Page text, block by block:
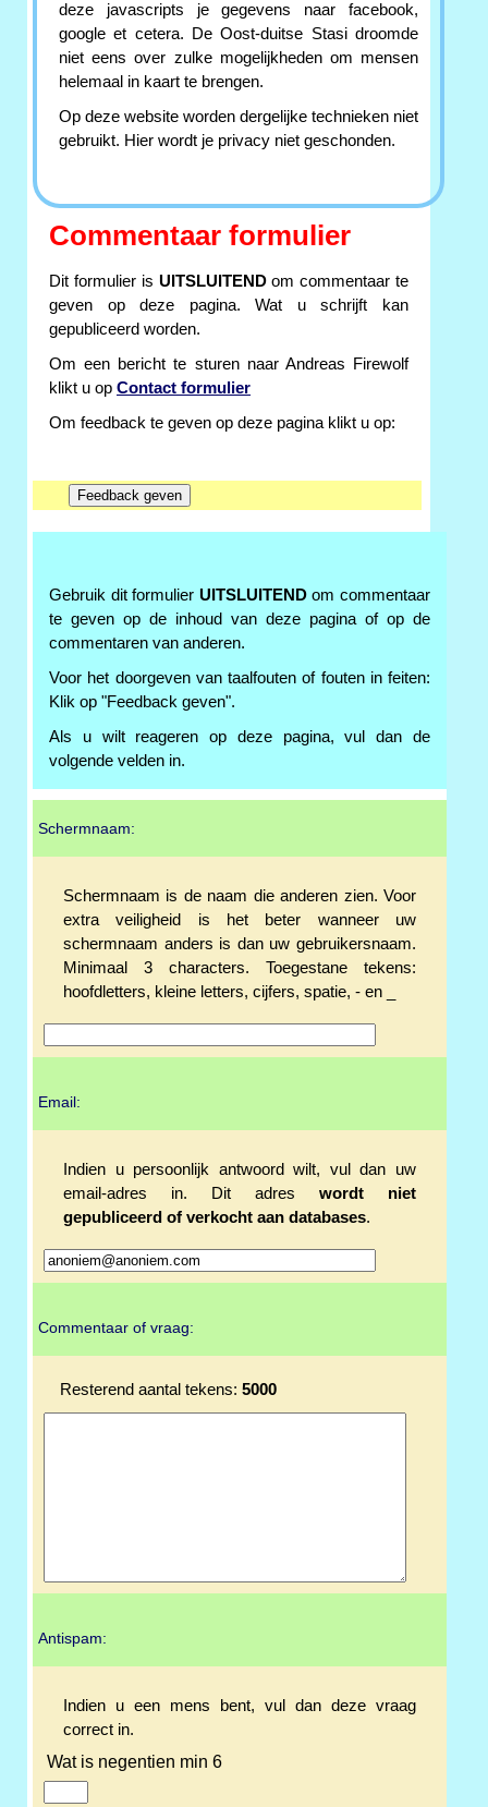
deze javascripts je gegevens naar facebook,
google et cetera. De Oost-duitse Stasi droomde
niet eens over zulke mogelijkheden om mensen
helemaal in kaart te brengen.
Op deze website worden dergelijke technieken niet
gebruikt. Hier wordt je privacy niet geschonden.
Commentaar formulier
Dit formulier is UITSLUITENDom commentaar te
geven op deze pagina. Wat u schrijft kan
gepubliceerd worden.
Om een bericht te sturen naar Andreas Firewolf
klikt u op Contact formulier
Om feedback te geven op deze pagina klikt u op:
Gebruik dit formulier UITSLUITENDom commentaar
te geven op de inhoud van deze pagina of op de
commentaren van anderen.
Voor het doorgeven van taalfouten of fouten in feiten:
Klik op "Feedback geven".
Als u wilt reageren op deze pagina, vul dan de
volgende velden in.
Schermnaam:
Schermnaam is de naam die anderen zien. Voor
extra veiligheid is het beter wanneer uw
schermnaam anders is dan uw gebruikersnaam.
Minimaal 3 characters. Toegestane tekens:
hoofdletters, kleine letters, cijfers, spatie, - en _
Email:
Indien u persoonlijk antwoord wilt, vul dan uw
email-adres in. Dit adres wordt niet
gepubliceerd of verkocht aan databases.
Commentaar of vraag:
Resterend aantal tekens: 5000
Antispam:
Indien u een mens bent, vul dan deze vraag
correct in.
Wat is negentien min 6